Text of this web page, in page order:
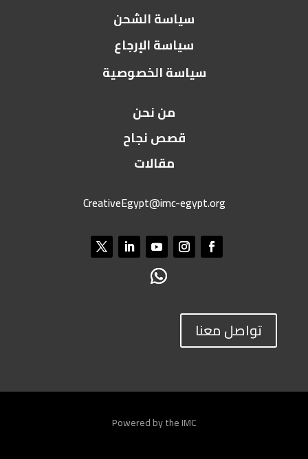
سياسة الشحن
سياسة الإرجاع
سياسة الخصوصية
من نحن
قصص نجاح
مقالات
CreativeEgypt@imc-egypt.org
تواصل معنا
Powered by the IMC